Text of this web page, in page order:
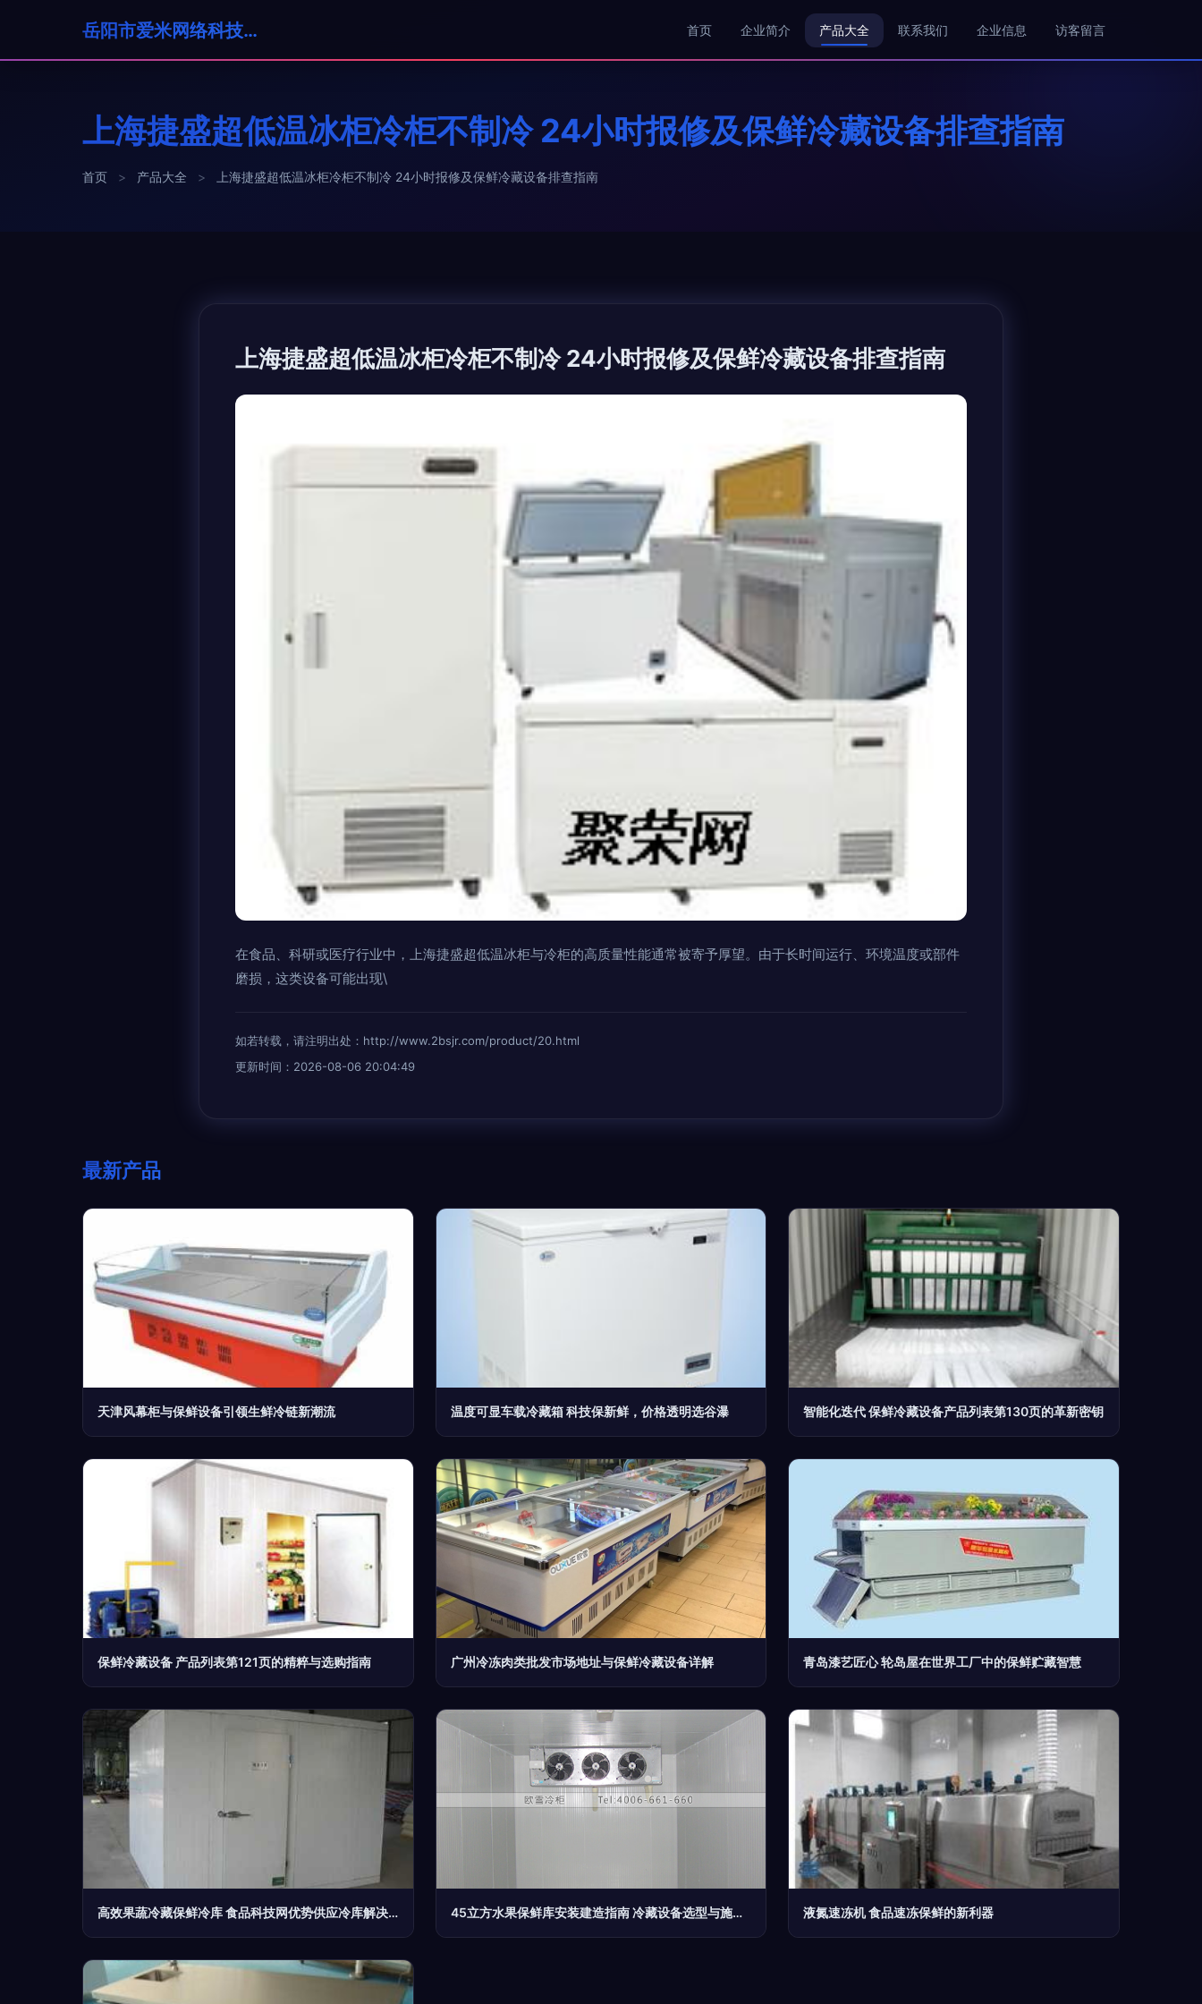
岳阳市爱米网络科技有限公司 首页 企业简介 产品大全 联系我们 企业信息 访客留言
上海捷盛超低温冰柜冷柜不制冷 24小时报修及保鲜冷藏设备排查指南
首页 > 产品大全 > 上海捷盛超低温冰柜冷柜不制冷 24小时报修及保鲜冷藏设备排查指南
上海捷盛超低温冰柜冷柜不制冷 24小时报修及保鲜冷藏设备排查指南
在食品、科研或医疗行业中，上海捷盛超低温冰柜与冷柜的高质量性能通常被寄予厚望。由于长时间运行、环境温度或部件
磨损，这类设备可能出现\
如若转载，请注明出处：http://www.2bsjr.com/product/20.html
更新时间：2026-08-06 20:04:49
最新产品
天津风幕柜与保鲜设备引领生鲜冷链新潮流 温度可显车载冷藏箱 科技保新鲜，价格透明选谷瀑 智能化迭代 保鲜冷藏设备产品列表第130页的革新密钥
保鲜冷藏设备 产品列表第121页的精粹与选购指南 广州冷冻肉类批发市场地址与保鲜冷藏设备详解 青岛漆艺匠心 轮岛屋在世界工厂中的保鲜贮藏智慧
高效果蔬冷藏保鲜冷库 食品科技网优势供应冷库解决方案 45立方水果保鲜库安装建造指南 冷藏设备选型与施工要点 液氮速冻机 食品速冻保鲜的新利器